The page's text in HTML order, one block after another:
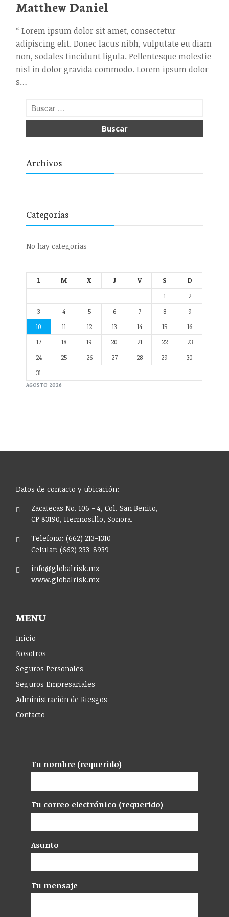
SEGURO DE CREDITO
COMERCIAL
SEGURO VIDA GRUPO
SEGURO GASTOS MEDICOS
ADMINISTRACION DE
No hay categorías
Matthew Daniel
“ Lorem ipsum dolor sit amet, consectetur
adipiscing elit. Donec lacus nibh, vulputate eu diam
non, sodales tincidunt ligula. Pellentesque molestie
nisl in dolor gravida commodo. Lorem ipsum dolor
s…
Archivos
Categorías
No hay categorías
AGOSTO 2026
L M X J V S D
1
2
3
4 5 6 7 8
9
10
11 12 13 14 15
16
17
18 19 20 21 22
23
24
25 26 27 28 29
30
31
Datos de contacto y ubicación:
Zacatecas No. 106 - 4, Col. San Benito,
CP 83190, Hermosillo, Sonora.
Telefono: (662) 213-1310
Celular: (662) 233-8939
info@globalrisk.mx
www.globalrisk.mx
MENU
Inicio
Nosotros
Seguros Personales
Seguros Empresariales
Administración de Riesgos
Contacto
Tu nombre (requerido)
Tu correo electrónico (requerido)
Asunto
Tu mensaje